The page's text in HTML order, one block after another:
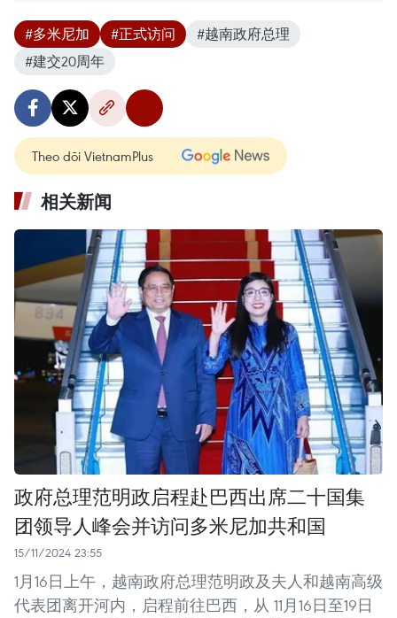
#多米尼加 #正式访问
#越南政府总理
#建交20周年
Theo dõi VietnamPlus
相关新闻
政府总理范明政启程赴巴西出席二十国集
团领导人峰会并访问多米尼加共和国
15/11/2024 23:55
1月16日上午，越南政府总理范明政及夫人和越南高级
代表团离开河内，启程前往巴西，从 11月16日至19日